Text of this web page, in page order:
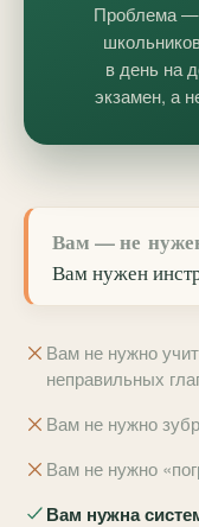
Проблема —
в день на
экзамен, а
Вам — не
Вам нужен
Вам не нужно
неправильных
Вам не нужно
Вам не нужно
Вам нужна